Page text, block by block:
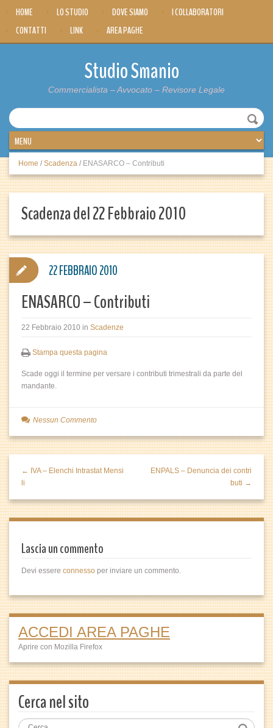
HOME LO STUDIO DOVE SIAMO
I COLLABORATORI
CONTATTI
LINK AREA PAGHE
Studio Smanio
Commercialista – Avvocato – Revisore Legale
Home / Scadenza / ENASARCO – Contributi
Scadenza del 22 Febbraio 2010
ENASARCO – Contributi
22 Febbraio 2010 in Scadenze
Stampa questa pagina
Scade oggi il termine per versare i contributi trimestrali da parte del
mandante.
22 FEBBRAIO 2010
Nessun Commento
← IVA – Elenchi Intrastat Mensi
li
ENPALS – Denuncia dei contri
buti →
Lascia un commento
Devi essere connesso per inviare un commento.
ACCEDI AREA PAGHE
Aprire con Mozilla Firefox
Cerca nel sito